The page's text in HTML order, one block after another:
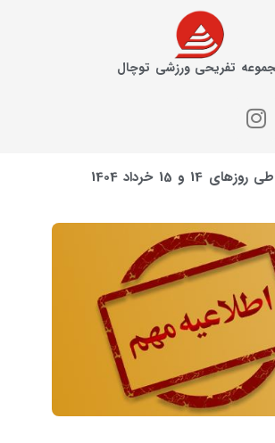
تفریحی ورزشی توچال
و 15 خرداد 1404